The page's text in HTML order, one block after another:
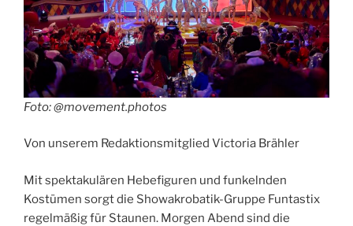
Foto: @movement.photos
Von unserem Redaktionsmitglied Victoria Brähler
Mit spektakulären Hebefiguren und funkelnden
Kostümen sorgt die Showakrobatik-Gruppe Funtastix
regelmäßig für Staunen. Morgen Abend sind die